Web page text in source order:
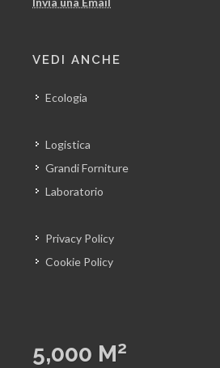
VEDI ANCHE
Ecologia
Logistica
Grandi Forniture
Laboratorio
Privacy Policy
Cookie Policy
5,000 M2